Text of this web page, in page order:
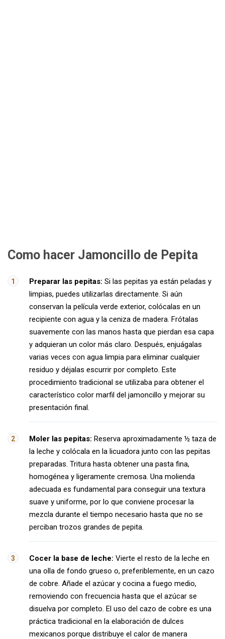
Como hacer Jamoncillo de Pepita
Preparar las pepitas: Si las pepitas ya están peladas y
limpias, puedes utilizarlas directamente. Si aún
conservan la película verde exterior, colócalas en un
recipiente con agua y la ceniza de madera. Frótalas
suavemente con las manos hasta que pierdan esa capa
y adquieran un color más claro. Después, enjuágalas
varias veces con agua limpia para eliminar cualquier
residuo y déjalas escurrir por completo. Este
procedimiento tradicional se utilizaba para obtener el
característico color marfil del jamoncillo y mejorar su
presentación final.
Moler las pepitas: Reserva aproximadamente ½ taza de
la leche y colócala en la licuadora junto con las pepitas
preparadas. Tritura hasta obtener una pasta fina,
homogénea y ligeramente cremosa. Una molienda
adecuada es fundamental para conseguir una textura
suave y uniforme, por lo que conviene procesar la
mezcla durante el tiempo necesario hasta que no se
perciban trozos grandes de pepita.
Cocer la base de leche: Vierte el resto de la leche en
una olla de fondo grueso o, preferiblemente, en un cazo
de cobre. Añade el azúcar y cocina a fuego medio,
removiendo con frecuencia hasta que el azúcar se
disuelva por completo. El uso del cazo de cobre es una
práctica tradicional en la elaboración de dulces
mexicanos porque distribuye el calor de manera